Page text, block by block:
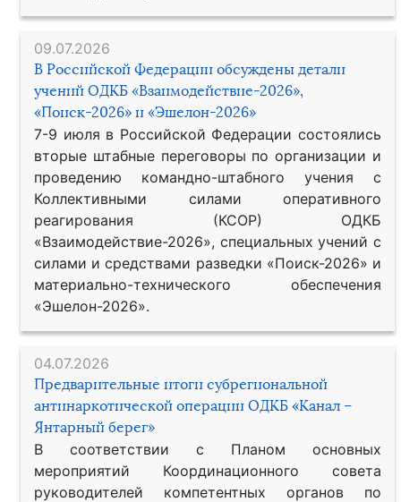
09.07.2026
В Российской Федерации обсуждены детали
учений ОДКБ «Взаимодействие-2026»,
«Поиск-2026» и «Эшелон-2026»
7-9 июля в Российской Федерации состоялись
вторые штабные переговоры по организации и
проведению командно-штабного учения с
Коллективными силами оперативного
реагирования (КСОР) ОДКБ
«Взаимодействие-2026», специальных учений с
силами и средствами разведки «Поиск-2026» и
материально-технического обеспечения
«Эшелон-2026».
04.07.2026
Предварительные итоги субрегиональной
антинаркотической операции ОДКБ «Канал –
Янтарный берег»
В соответствии с Планом основных
мероприятий Координационного совета
руководителей компетентных органов по